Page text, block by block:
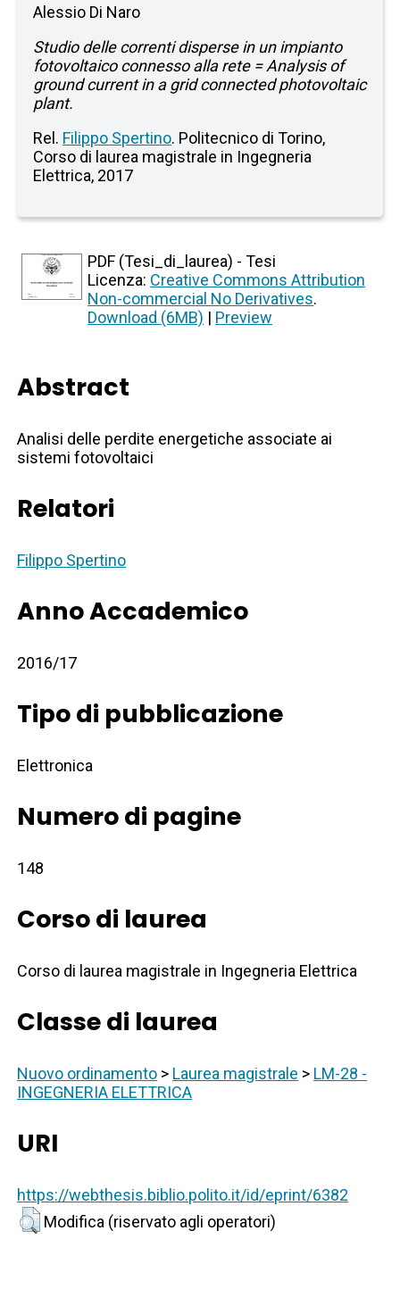
Alessio Di Naro
Studio delle correnti disperse in un impianto
fotovoltaico connesso alla rete = Analysis of
ground current in a grid connected photovoltaic
plant.
Rel. Filippo Spertino. Politecnico di Torino,
Corso di laurea magistrale in Ingegneria
Elettrica, 2017
PDF (Tesi_di_laurea) - Tesi
Licenza: Creative Commons Attribution
Non-commercial No Derivatives.
Download (6MB) | Preview
Abstract
Analisi delle perdite energetiche associate ai
sistemi fotovoltaici
Relatori
Filippo Spertino
Anno Accademico
2016/17
Tipo di pubblicazione
Elettronica
Numero di pagine
148
Corso di laurea
Corso di laurea magistrale in Ingegneria Elettrica
Classe di laurea
Nuovo ordinamento > Laurea magistrale > LM-28 -
INGEGNERIA ELETTRICA
URI
https://webthesis.biblio.polito.it/id/eprint/6382
Modifica (riservato agli operatori)